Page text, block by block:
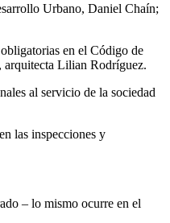
Urbano, Daniel Chaín;
en el Código de
arquitecta Lilian Rodríguez.
al servicio de la sociedad
las inspecciones y
– lo mismo ocurre en el